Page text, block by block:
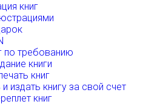
книг
по требованию
книги
книг
издать книгу за свой счет
книг